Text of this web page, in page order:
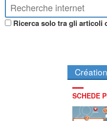
Ricerca solo tra gli articoli
SCHEDE